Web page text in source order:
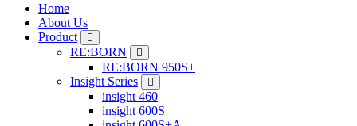
Home
About Us
Product
RE:BORN
RE:BORN 950S+
Insight Series
insight 460
insight 600S